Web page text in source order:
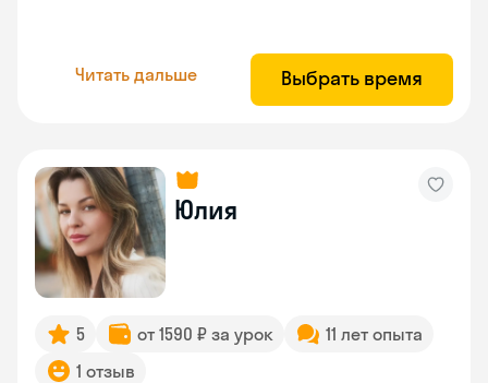
Читать дальше Выбрать время
Юлия
5 от 1590 ₽ за урок
11 лет опыта
1 отзыв